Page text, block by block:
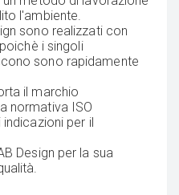
l'ambiente.
sono realizzati con
i singoli
sono rapidamente
il marchio
normativa ISO
per il
Design per la sua